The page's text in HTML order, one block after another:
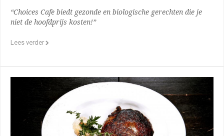
“Choices Cafe biedt gezonde en biologische gerechten die je
niet de hoofdprijs kosten!”
Lees verder